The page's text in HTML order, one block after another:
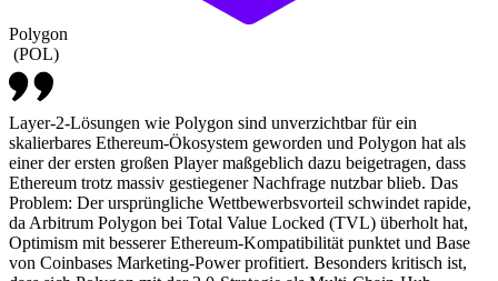
Polygon
(POL)
Layer-2-Lösungen wie Polygon sind unverzichtbar für ein
skalierbares Ethereum-Ökosystem geworden und Polygon hat als
einer der ersten großen Player maßgeblich dazu beigetragen, dass
Ethereum trotz massiv gestiegener Nachfrage nutzbar blieb. Das
Problem: Der ursprüngliche Wettbewerbsvorteil schwindet rapide,
da Arbitrum Polygon bei Total Value Locked (TVL) überholt hat,
Optimism mit besserer Ethereum-Kompatibilität punktet und Base
von Coinbases Marketing-Power profitiert. Besonders kritisch ist,